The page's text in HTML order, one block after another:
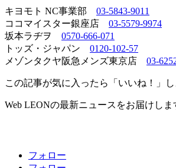
キヨモト NC事業部 03-5843-9011
ココマイスター銀座店 03-5579-9974
坂本ラヂヲ 0570-666-071
トッズ・ジャパン 0120-102-57
メゾンタクヤ阪急メンズ東京店 03-
この記事が気に入ったら「いいね！」し
Web LEONの最新ニュースをお届けしま
フォロー